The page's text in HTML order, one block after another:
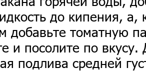
до кипения, а,
добавьте томатную
и посолите по вкусу.
подлива средней